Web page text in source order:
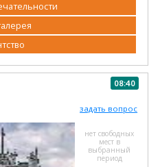
08:40
задать вопрос
нет свободных
мест в
выбранный
период